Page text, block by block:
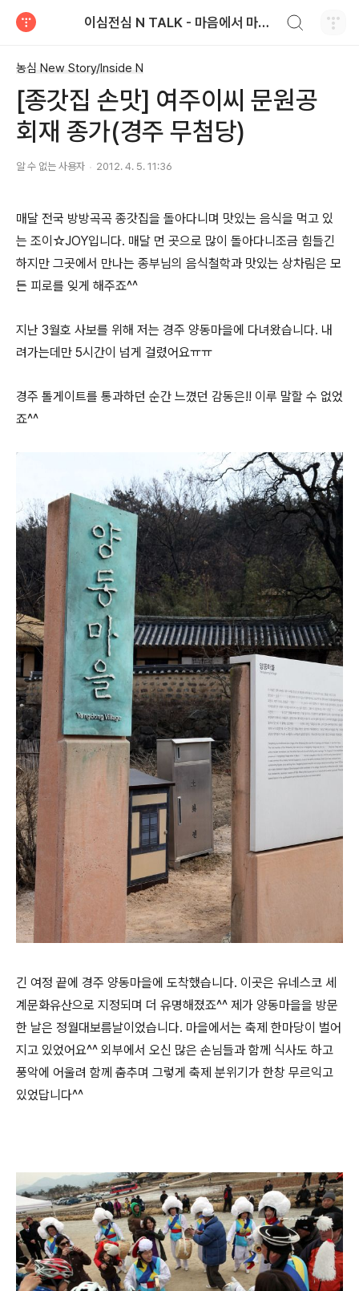
이심전심 N TALK - 마음에서 마음으로 전하는 농심 블로그
농심 New Story/Inside N
[종갓집 손맛] 여주이씨 문원공
회재 종가(경주 무첨당)
알 수 없는 사용자 2012. 4. 5. 11:36
매달 전국 방방곡곡 종갓집을 돌아다니며 맛있는 음식을 먹고 있
는 조이☆JOY입니다. 매달 먼 곳으로 많이 돌아다니조금 힘들긴
하지만 그곳에서 만나는 종부님의 음식철학과 맛있는 상차림은 모
든 피로를 잊게 해주죠^^
지난 3월호 사보를 위해 저는 경주 양동마을에 다녀왔습니다. 내
려가는데만 5시간이 넘게 걸렸어요ㅠㅠ
경주 톨게이트를 통과하던 순간 느꼈던 감동은!! 이루 말할 수 없었
죠^^
긴 여정 끝에 경주 양동마을에 도착했습니다. 이곳은 유네스코 세
계문화유산으로 지정되며 더 유명해졌죠^^ 제가 양동마을을 방문
한 날은 정월대보름날이었습니다. 마을에서는 축제 한마당이 벌어
지고 있었어요^^ 외부에서 오신 많은 손님들과 함께 식사도 하고
풍악에 어울려 함께 춤추며 그렇게 축제 분위기가 한창 무르익고
있었답니다^^